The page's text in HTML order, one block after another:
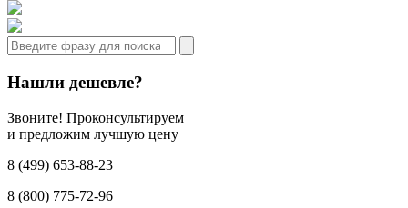
Нашли дешевле?
Звоните! Проконсультируем
и предложим лучшую цену
8 (499) 653-88-23
8 (800) 775-72-96